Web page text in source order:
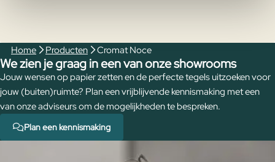
Home Producten Cromat Noce
We zien je graag in een van onze showrooms
Jouw wensen op papier zetten en de perfecte tegels uitzoeken voor
jouw (buiten)ruimte? Plan een vrijblijvende kennismaking met een
van onze adviseurs om de mogelijkheden te bespreken.
Plan een kennismaking